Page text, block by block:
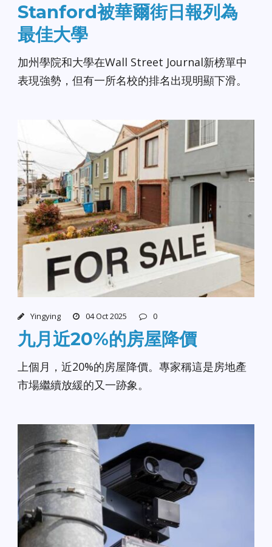
Stanford被華爾街日報列為
最佳大學
加州學院和大學在Wall Street Journal新榜單中
表現強勢，但有一所名校的排名出現明顯下滑。
Yingying 04 Oct 2025 0
九月近20%的房屋降價
上個月，近20%的房屋降價。專家稱這是房地產
市場繼續放緩的又一跡象。